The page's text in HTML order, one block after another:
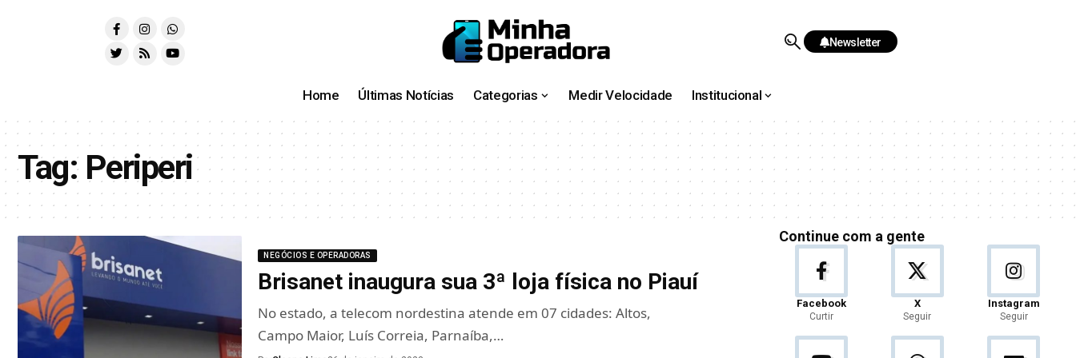
Newsletter
Home Últimas Notícias Categorias Medir Velocidade Institucional
Tag: Periperi
NEGÓCIOS E OPERADORAS
Brisanet inaugura sua 3ª loja física no Piauí
No estado, a telecom nordestina atende em 07 cidades: Altos,
Campo Maior, Luís Correia, Parnaíba,…
Continue com a gente
Facebook
Curtir
X
Seguir
Instagram
Seguir